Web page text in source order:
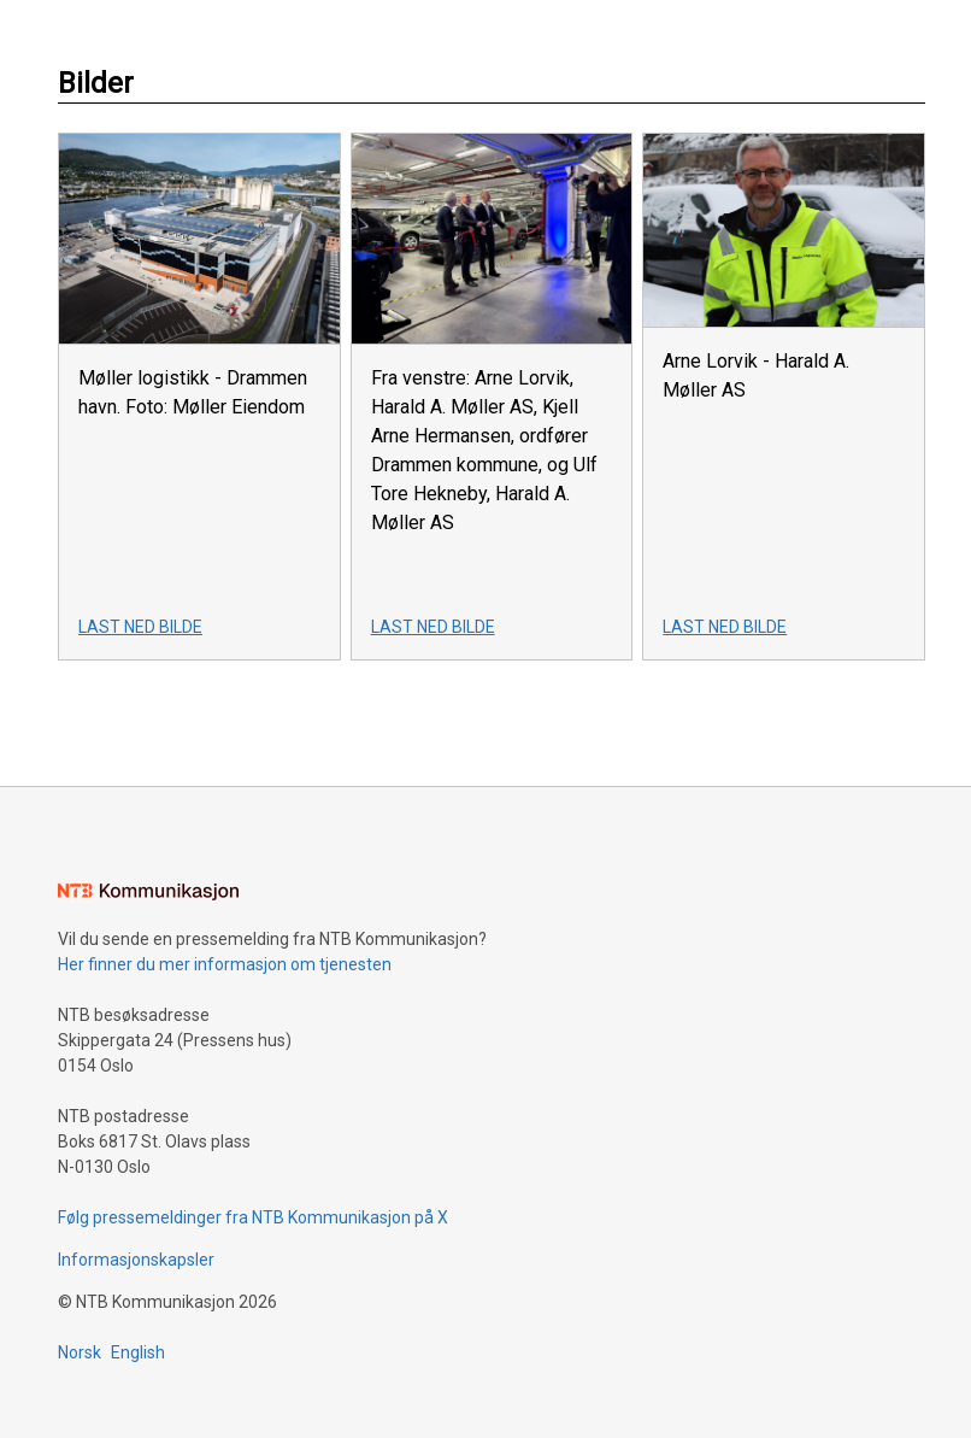
Bilder
Møller logistikk - Drammen
havn. Foto: Møller Eiendom
LAST NED BILDE
Fra venstre: Arne Lorvik,
Harald A. Møller AS, Kjell
Arne Hermansen, ordfører
Drammen kommune, og Ulf
Tore Hekneby, Harald A.
Møller AS
LAST NED BILDE
Arne Lorvik - Harald A.
Møller AS
LAST NED BILDE
Vil du sende en pressemelding fra NTB Kommunikasjon?
Her finner du mer informasjon om tjenesten
NTB besøksadresse
Skippergata 24 (Pressens hus)
0154 Oslo
NTB postadresse
Boks 6817 St. Olavs plass
N-0130 Oslo
Følg pressemeldinger fra NTB Kommunikasjon på X
Informasjonskapsler
© NTB Kommunikasjon 2026
Norsk English